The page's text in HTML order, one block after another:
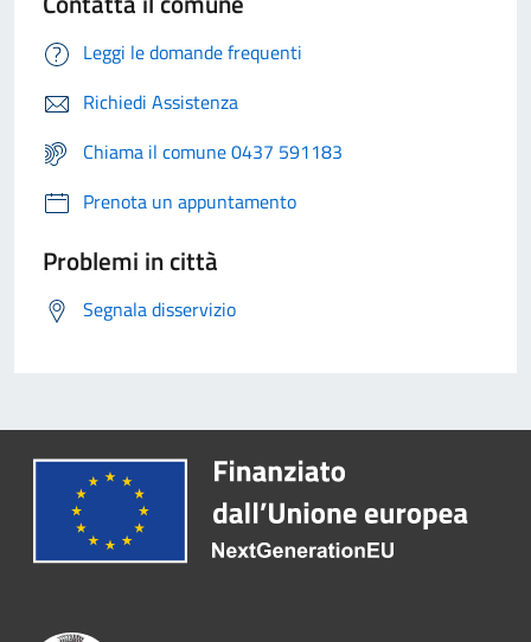
Leggi le domande frequenti
Richiedi Assistenza
Chiama il comune 0437 591183
Prenota un appuntamento
Problemi in città
Segnala disservizio